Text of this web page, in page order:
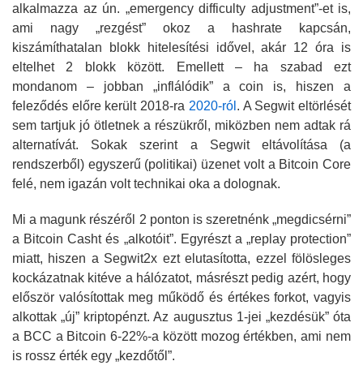
alkalmazza az ún. „emergency difficulty adjustment”-et is,
ami nagy „rezgést” okoz a hashrate kapcsán,
kiszámíthatalan blokk hitelesítési idővel, akár 12 óra is
eltelhet 2 blokk között. Emellett – ha szabad ezt
mondanom – jobban „inflálódik” a coin is, hiszen a
feleződés előre került 2018-ra 2020-ról . A Segwit eltörlését
sem tartjuk jó ötletnek a részükről, miközben nem adtak rá
alternatívát. Sokak szerint a Segwit eltávolítása (a
rendszerből) egyszerű (politikai) üzenet volt a Bitcoin Core
felé, nem igazán volt technikai oka a dolognak.
Mi a magunk részéről 2 ponton is szeretnénk „megdicsérni”
a Bitcoin Casht és „alkotóit”. Egyrészt a „replay protection”
miatt, hiszen a Segwit2x ezt elutasította, ezzel fölösleges
kockázatnak kitéve a hálózatot, másrészt pedig azért, hogy
először valósítottak meg működő és értékes forkot, vagyis
alkottak „új” kriptopénzt. Az augusztus 1-jei „kezdésük” óta
a BCC a Bitcoin 6-22%-a között mozog értékben, ami nem
is rossz érték egy „kezdőtől”.